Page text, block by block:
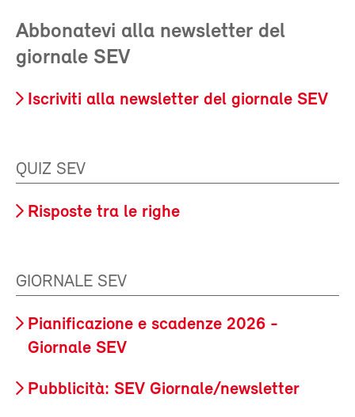
Abbonatevi alla newsletter del
giornale SEV
Iscriviti alla newsletter del giornale SEV
QUIZ SEV
Risposte tra le righe
GIORNALE SEV
Pianificazione e scadenze 2026 -
Giornale SEV
Pubblicità: SEV Giornale/newsletter